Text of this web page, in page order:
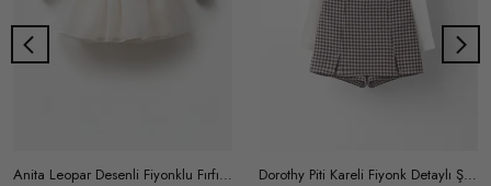
Anita Leopar Desenli Fiyonklu Fırfır Detaylı Bebe Yakalı Triko Elbise Dorothy Piti Kareli Fiyonk Detaylı Şort Etekli İkili Takım